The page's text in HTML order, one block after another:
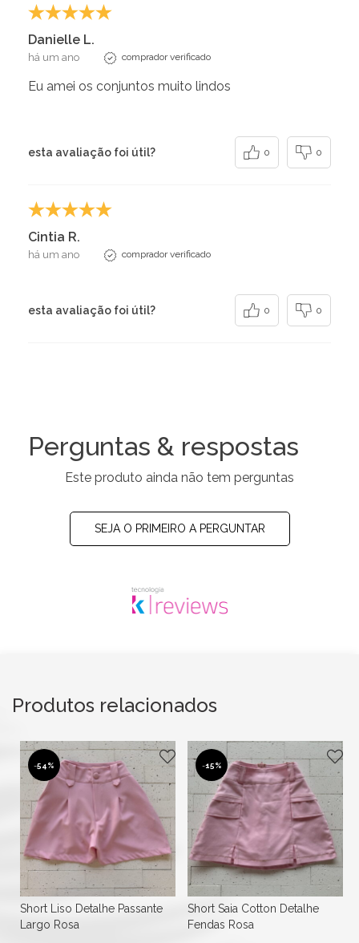
Danielle L.
há um ano comprador verificado
Eu amei os conjuntos muito lindos
esta avaliação foi útil? 0 0
Cintia R.
há um ano comprador verificado
esta avaliação foi útil? 0 0
Perguntas & respostas
Este produto ainda não tem perguntas
SEJA O PRIMEIRO A PERGUNTAR
Produtos relacionados
-54%
Short Liso Detalhe Passante
Largo Rosa
-15%
Short Saia Cotton Detalhe
Fendas Rosa